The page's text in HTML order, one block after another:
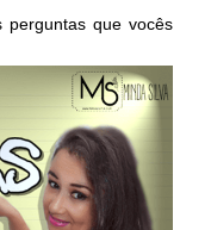
que vocês